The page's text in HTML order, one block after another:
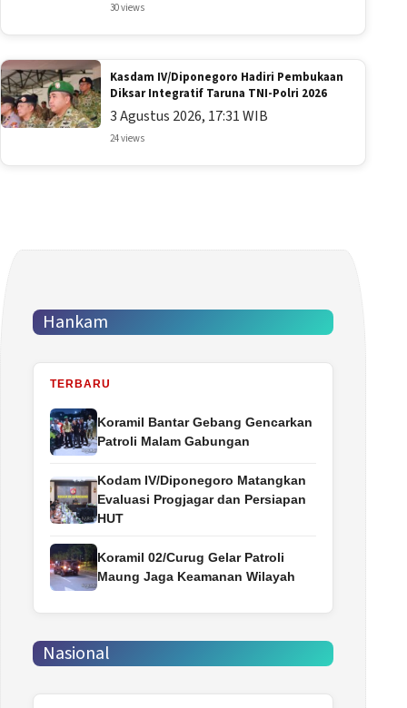
30 views
Kasdam IV/Diponegoro Hadiri Pembukaan
Diksar Integratif Taruna TNI-Polri 2026
3 Agustus 2026, 17:31 WIB
24 views
Hankam
TERBARU
Koramil Bantar Gebang Gencarkan
Patroli Malam Gabungan
Kodam IV/Diponegoro Matangkan
Evaluasi Progjagar dan Persiapan
HUT
Koramil 02/Curug Gelar Patroli
Maung Jaga Keamanan Wilayah
Nasional